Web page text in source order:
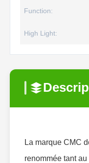
Function:
High Light:
La marque CMC
renommée tant